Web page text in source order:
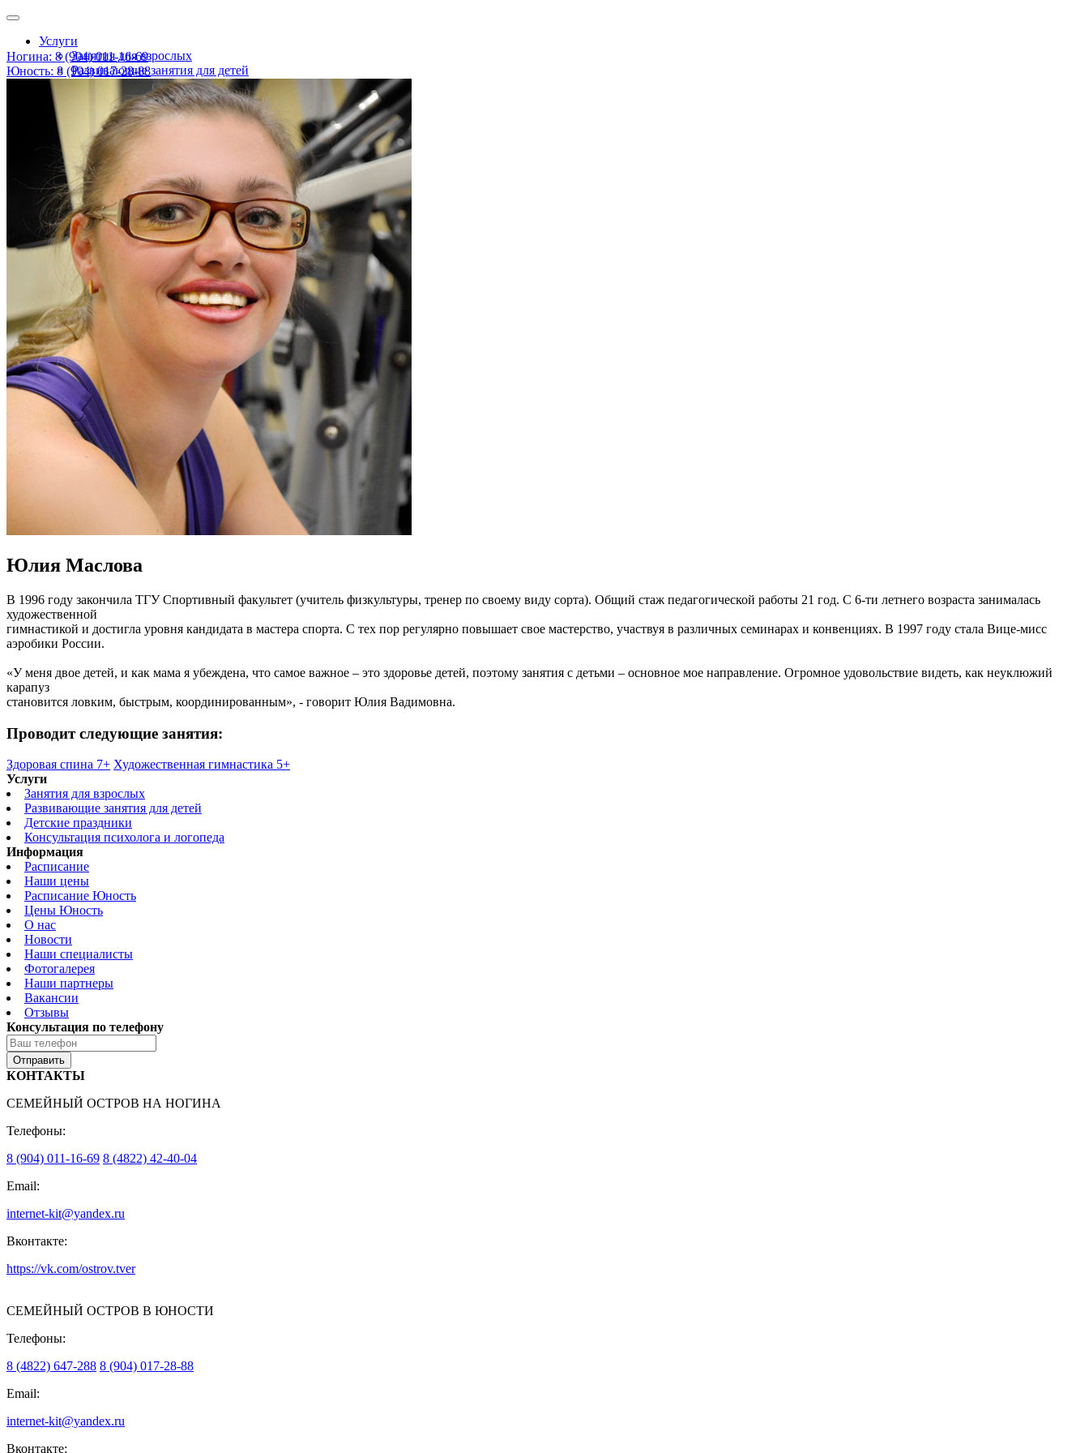
Услуги
Занятия для взрослых
Развивающие занятия для детей
Детские праздники
Консультация психолога и логопеда
Информация
Расписание
Наши цены
О нас
Новости
Наши специалисты
Контакты
Ногина: 8 (904) 011-16-69
Юность: 8 (904) 017-28-88
Юлия Маслова
В 1996 году закончила ТГУ Спортивный факультет (учитель физкультуры, тренер по своему виду сорта). Общий стаж педагогической работы 21 год. С 6-ти летнего возраста занималась
художественной
гимнастикой и достигла уровня кандидата в мастера спорта. С тех пор регулярно повышает свое мастерство, участвуя в различных семинарах и конвенциях. В 1997 году стала Вице-мисс
аэробики России.
«У меня двое детей, и как мама я убеждена, что самое важное – это здоровье детей, поэтому занятия с детьми – основное мое направление. Огромное удовольствие видеть, как неуклюжий
карапуз
становится ловким, быстрым, координированным», - говорит Юлия Вадимовна.
Проводит следующие занятия:
Здоровая спина 7+ Художественная гимнастика 5+
Услуги
Занятия для взрослых
Развивающие занятия для детей
Детские праздники
Консультация психолога и логопеда
Информация
Расписание
Наши цены
Расписание Юность
Цены Юность
О нас
Новости
Наши специалисты
Фотогалерея
Наши партнеры
Вакансии
Отзывы
Консультация по телефону
Отправить
КОНТАКТЫ
СЕМЕЙНЫЙ ОСТРОВ НА НОГИНА
Телефоны:
8 (904) 011-16-69 8 (4822) 42-40-04
Email:
internet-kit@yandex.ru
Вконтакте:
https://vk.com/ostrov.tver
СЕМЕЙНЫЙ ОСТРОВ В ЮНОСТИ
Телефоны:
8 (4822) 647-288 8 (904) 017-28-88
Email:
internet-kit@yandex.ru
Вконтакте: